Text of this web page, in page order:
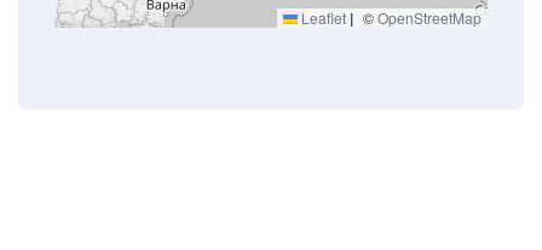
Leaflet | ©OpenStreetMap